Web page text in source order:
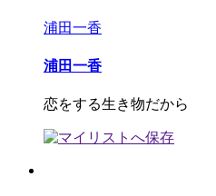
浦田一香
浦田一香
恋をする生き物だから